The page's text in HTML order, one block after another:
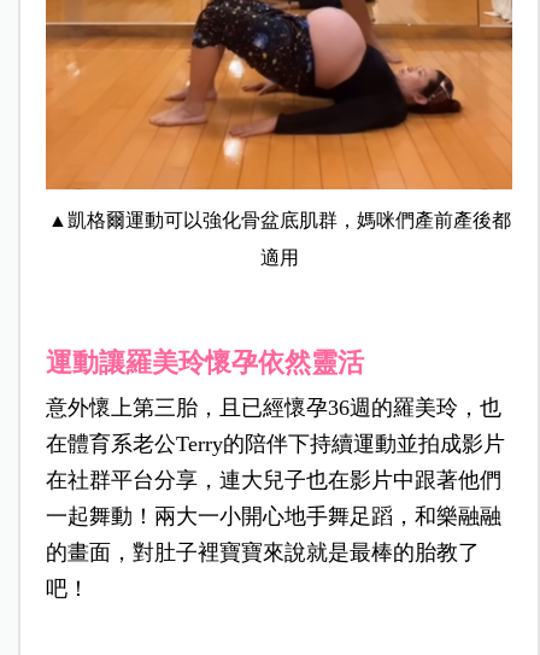
▲凱格爾運動可以強化骨盆底肌群，媽咪們產前產後都
適用
運動讓羅美玲懷孕依然靈活
意外懷上第三胎，且已經懷孕36週的羅美玲，也
在體育系老公Terry的陪伴下持續運動並拍成影片
在社群平台分享，連大兒子也在影片中跟著他們
一起舞動！兩大一小開心地手舞足蹈，和樂融融
的畫面，對肚子裡寶寶來說就是最棒的胎教了
吧！